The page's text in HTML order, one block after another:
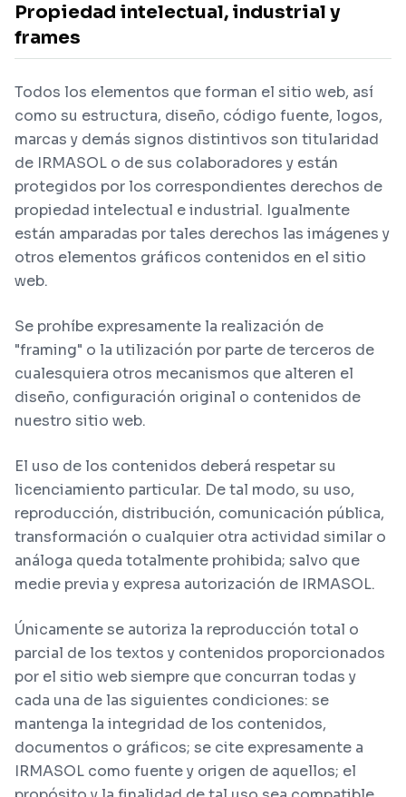
Propiedad intelectual, industrial y
frames
Todos los elementos que forman el sitio web, así
como su estructura, diseño, código fuente, logos,
marcas y demás signos distintivos son titularidad
de IRMASOL o de sus colaboradores y están
protegidos por los correspondientes derechos de
propiedad intelectual e industrial. Igualmente
están amparadas por tales derechos las imágenes y
otros elementos gráficos contenidos en el sitio
web.
Se prohíbe expresamente la realización de
"framing" o la utilización por parte de terceros de
cualesquiera otros mecanismos que alteren el
diseño, configuración original o contenidos de
nuestro sitio web.
El uso de los contenidos deberá respetar su
licenciamiento particular. De tal modo, su uso,
reproducción, distribución, comunicación pública,
transformación o cualquier otra actividad similar o
análoga queda totalmente prohibida; salvo que
medie previa y expresa autorización de IRMASOL.
Únicamente se autoriza la reproducción total o
parcial de los textos y contenidos proporcionados
por el sitio web siempre que concurran todas y
cada una de las siguientes condiciones: se
mantenga la integridad de los contenidos,
documentos o gráficos; se cite expresamente a
IRMASOL como fuente y origen de aquellos; el